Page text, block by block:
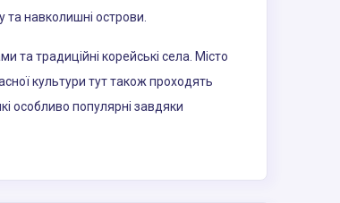
навколишні острови.
та традиційні корейські села. Місто
культури тут також проходять
особливо популярні завдяки